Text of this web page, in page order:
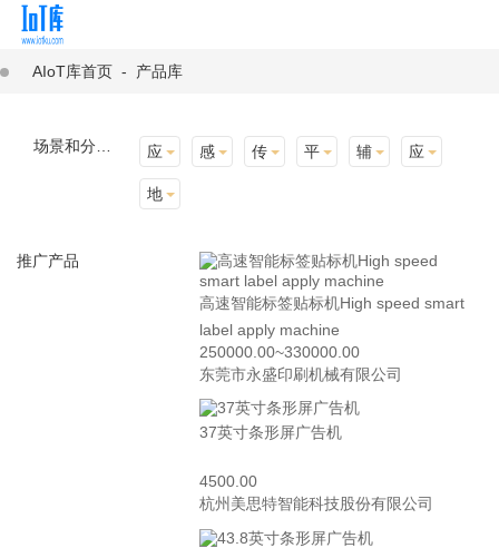
AIoT库首页 - 产品库
应用场景 感知层 传输层 平台层 辅助产品与材料 应用终端
地址选择
推广产品
高速智能标签贴标机High speed smart
label apply machine
250000.00~330000.00
东莞市永盛印刷机械有限公司
37英寸条形屏广告机
4500.00
杭州美思特智能科技股份有限公司